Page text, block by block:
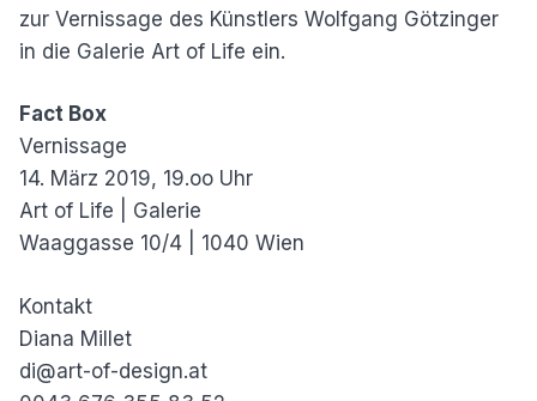
zur Vernissage des Künstlers Wolfgang Götzinger
in die Galerie Art of Life ein.
Fact Box
Vernissage
14. März 2019, 19.oo Uhr
Art of Life | Galerie
Waaggasse 10/4 | 1040 Wien
Kontakt
Diana Millet
di@art-of-design.at